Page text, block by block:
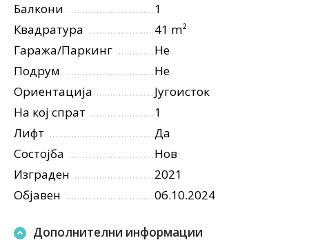
Балкони
1
Квадратура
41 m²
Гаража/Паркинг
Не
Подрум
Не
Ориентација
Југоисток
На кој спрат
1
Лифт
Да
Состојба
Нов
Изграден
2021
Објавен
06.10.2024
Дополнителни информации